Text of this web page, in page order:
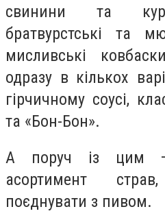
свинини та
братвурстські та
мисливські
одразу в кількох
гірчичному соусі,
та «Бон-Бон».
А поруч із цим —
асортимент
поєднувати з пивом.